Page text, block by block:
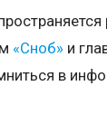
«Сноб» и
в